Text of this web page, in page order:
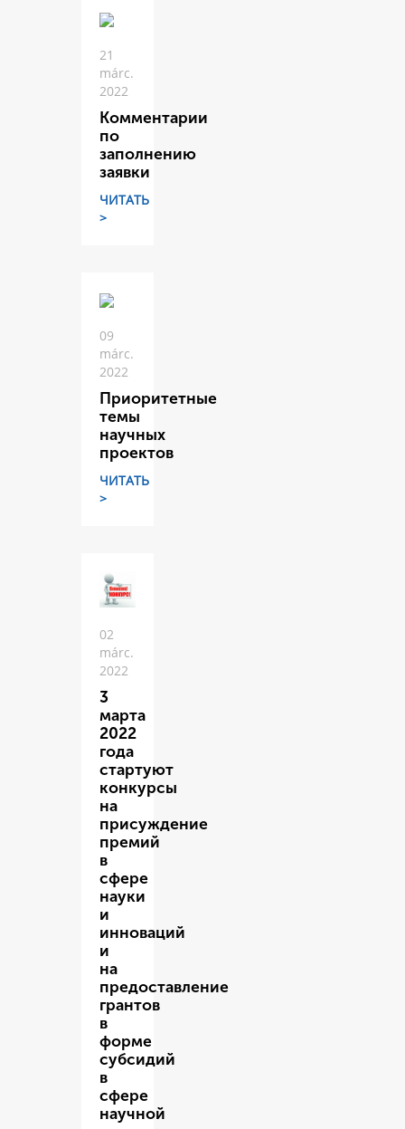
21
márc.
2022
Комментарии
по
заполнению
заявки
ЧИТАТЬ
>
09
márc.
2022
Приоритетные
темы
научных
проектов
ЧИТАТЬ
>
02
márc.
2022
3
марта
2022
года
стартуют
конкурсы
на
присуждение
премий
в
сфере
науки
и
инноваций
и
на
предоставление
грантов
в
форме
субсидий
в
сфере
научной